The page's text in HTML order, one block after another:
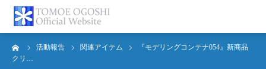
活動報告 関連アイテム
『モデリングコンテナ054』新商品
クリ…
トップページ